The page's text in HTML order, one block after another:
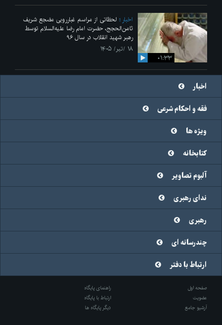
۰۱:۳۳
اخبار
لحظاتی از مراسم غبارروبی مضجع شریف
ثامن‌الحجج، حضرت امام رضا علیه‌السلام توسط
رهبر شهید انقلاب در سال ۹۶
۱۸ /تیر/ ۱۴۰۵
اخبار
فقه و احکام شرعی
ویژه ها
کتابخانه
آلبوم تصاویر
ندای رهبری
رهبری
چندرسانه ای
ارتباط با دفتر
صفحه اول
راهنمای پایگاه
عضویت
ارتباط با پایگاه
آرشیو جامع
دیگر پایگاه ها